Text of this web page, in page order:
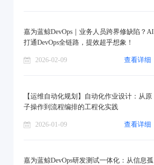
嘉为蓝鲸DevOps｜业务人员跨界修缺陷？AI
打通DevOps全链路，提效超乎想象！
2026-02-09 查看详细
【运维自动化规划】自动化作业设计：从原
子操作到流程编排的工程化实践
2026-01-09 查看详细
嘉为蓝鲸DevOps研发测试一体化：从信息孤